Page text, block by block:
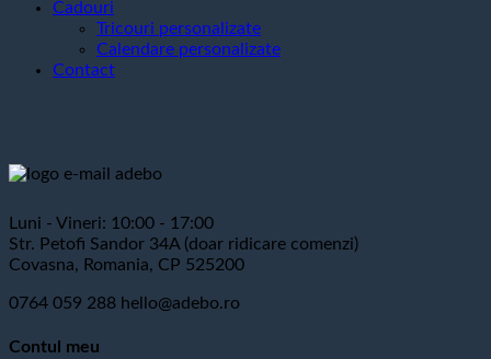
Cadouri
Tricouri personalizate
Calendare personalizate
Contact
Luni - Vineri: 10:00 - 17:00
Str. Petofi Sandor 34A (doar ridicare comenzi)
Covasna, Romania, CP 525200
0764 059 288 hello@adebo.ro
Contul meu